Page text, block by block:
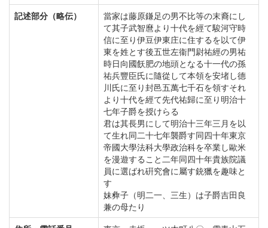
記述部分（略伝）
當家は藤原鎌足の男不比等の末裔にし
て其子武智麿より十代を經て駿河守時
信に至り伊豆伊東庄に住するを以て伊
東を姓とす後五世左衞門尉祐經の男祐
時日向國飫肥の地頭となる十一代の孫
祐兵豐臣氏に隨從して本領を安堵し德
川氏に至り封邑五萬七千石を領すそれ
より十代を經て先代祐歸に至り明治十
七年子爵を授けらる
君は其長男にして明治十三年三月を以
て生れ同二十七年襲爵す同四十年東京
帝國大學法科大學政治科を卒業し歐米
を漫遊すること二年同四十年貴族院議
員に選ばれ硏究會に屬す銃獵を趣味と
す
妹彜子（明二一、三生）は子爵吉田良
兼の母たり